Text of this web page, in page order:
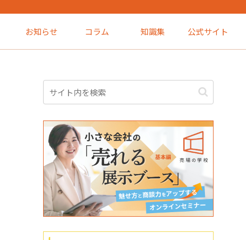
お知らせ コラム 知識集 公式サイト